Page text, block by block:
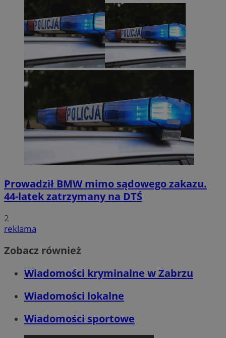
Prowadził BMW mimo sądowego zakazu.
44-latek zatrzymany na DTŚ
2
reklama
Zobacz również
Wiadomości kryminalne w Zabrzu
Wiadomości lokalne
Wiadomości sportowe